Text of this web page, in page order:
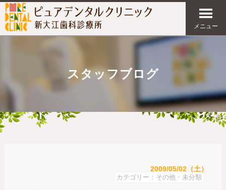
メニュー
スタッフブログ
2009/05/02（土）
その他・未分類